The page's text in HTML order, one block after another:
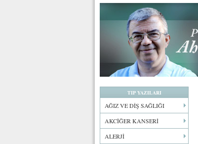
TIP YAZILARI
AĞIZ VE DİŞ SAĞLIĞI
AKCİĞER KANSERİ
ALERJİ